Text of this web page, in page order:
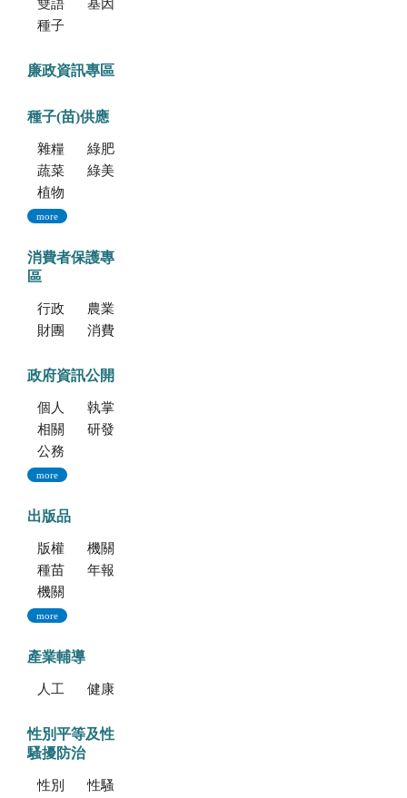
雙語學習專區
基因改造植物委託檢測服務
種子調製加工暨寄倉服務
廉政資訊專區
種子(苗)供應
雜糧種子
綠肥種子
蔬菜種子
綠美化種苗
植物組織培養
more
消費者保護專
區
行政院消費者保護會
農業部消費者保護專區
財團法人中華民國消費者文教基金會
消費者保護法
政府資訊公開
個人資料保護專區
執掌與組織
相關法規
研發成果
公務出國報告資訊網
more
出版品
版權聲明--本網站發表之所有文章，係為學術研究成果，不得引用於產品及食品之標示、宣傳及廣告。若不當引用，應自負法律責任。
機關簡介
種苗科技專訊
年報
機關誌
more
產業輔導
人工培植拖鞋蘭 健康種苗驗證
性別平等及性
騷擾防治
性別平等專區 性騷擾防治專區